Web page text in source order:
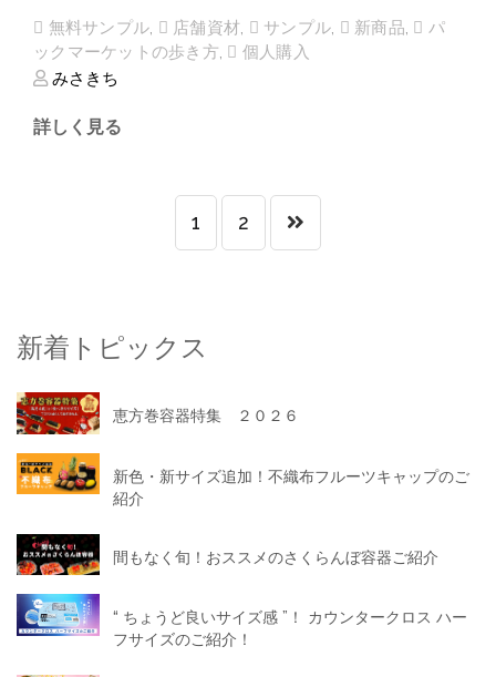
無料サンプル, 店舗資材, サンプル, 新商品,
パ
ックマーケットの歩き方,
個人購入
みさきち
詳しく見る
1 2
新着トピックス
恵方巻容器特集 ２０２６
新色・新サイズ追加！不織布フルーツキャップのご
紹介
間もなく旬！おススメのさくらんぼ容器ご紹介
“ ちょうど良いサイズ感 ”！ カウンタークロス ハー
フサイズのご紹介！